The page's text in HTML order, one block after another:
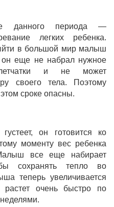
данного периода —
легких ребенка.
в большой мир малыш
он еще не набрал нужное
и не может
своего тела. Поэтому
сроке опасны.
он готовится ко
моменту вес ребенка
все еще набирает
сохранять тепло во
теперь увеличивается
растет очень быстро по